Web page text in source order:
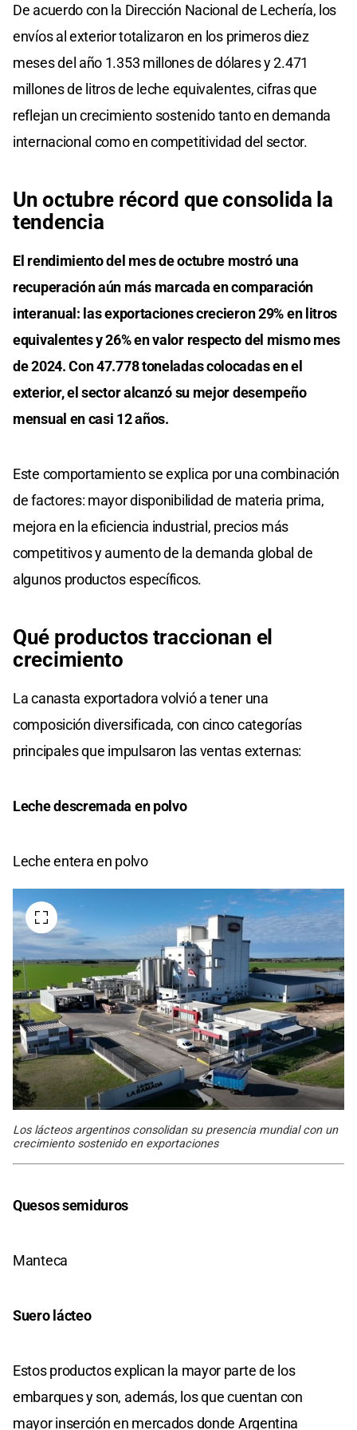
De acuerdo con la Dirección Nacional de Lechería, los
envíos al exterior totalizaron en los primeros diez
meses del año 1.353 millones de dólares y 2.471
millones de litros de leche equivalentes, cifras que
reflejan un crecimiento sostenido tanto en demanda
internacional como en competitividad del sector.
Un octubre récord que consolida la
tendencia
El rendimiento del mes de octubre mostró una
recuperación aún más marcada en comparación
interanual: las exportaciones crecieron 29% en litros
equivalentes y 26% en valor respecto del mismo mes
de 2024. Con 47.778 toneladas colocadas en el
exterior, el sector alcanzó su mejor desempeño
mensual en casi 12 años.
Este comportamiento se explica por una combinación
de factores: mayor disponibilidad de materia prima,
mejora en la eficiencia industrial, precios más
competitivos y aumento de la demanda global de
algunos productos específicos.
Qué productos traccionan el
crecimiento
La canasta exportadora volvió a tener una
composición diversificada, con cinco categorías
principales que impulsaron las ventas externas:
Leche descremada en polvo
Leche entera en polvo
Los lácteos argentinos consolidan su presencia mundial con un
crecimiento sostenido en exportaciones
Quesos semiduros
Manteca
Suero lácteo
Estos productos explican la mayor parte de los
embarques y son, además, los que cuentan con
mayor inserción en mercados donde Argentina